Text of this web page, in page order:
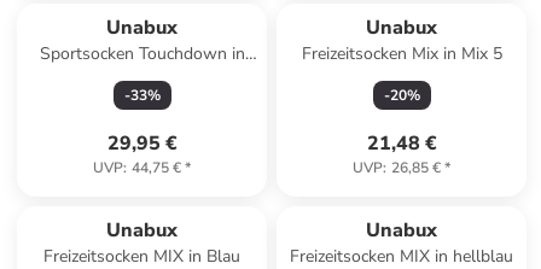
Unabux
Sportsocken Touchdown in
weiß/TOO FAST
-33%
29,95 €
UVP: 44,75 €*
Unabux
Freizeitsocken Mix in Mix 5
-20%
21,48 €
UVP: 26,85 €*
Unabux
Freizeitsocken MIX in Blau
Unabux
Freizeitsocken MIX in hellblau